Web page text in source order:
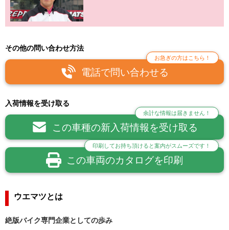
その他の問い合わせ方法
電話で問い合わせる
お急ぎの方はこちら！
入荷情報を受け取る
この車種の新入荷情報を受け取る
余計な情報は届きません！
この車両のカタログを印刷
印刷してお持ち頂けると案内がスムーズです！
ウエマツとは
絶版バイク専門企業としての歩み